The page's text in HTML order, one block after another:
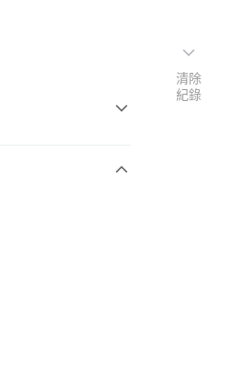
清除
紀錄